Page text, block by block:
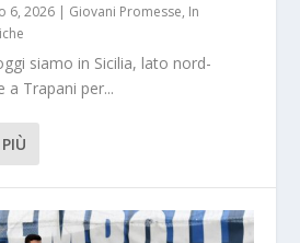
6, 2026 | Giovani Promesse, In
siamo in Sicilia, lato nord-
Trapani per...